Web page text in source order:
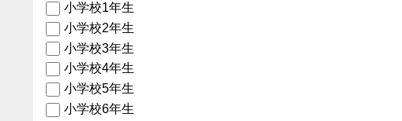
小学校1年生
小学校2年生
小学校3年生
小学校4年生
小学校5年生
小学校6年生